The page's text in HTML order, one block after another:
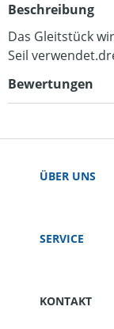
Beschreibung
Das Gleitstück
Seil
Bewertungen
ÜBER UNS
SERVICE
KONTAKT